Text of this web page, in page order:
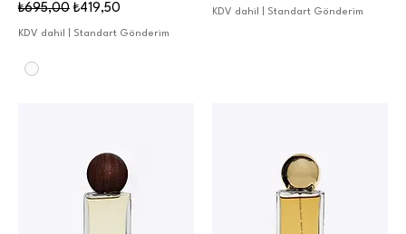
Normal Fiyat
₺695,00 İndirimli Fiyat
₺419,50
KDV dahil Standart Gönderim
KDV dahil Standart Gönderim